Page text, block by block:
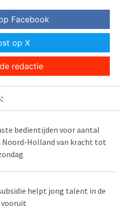
Facebook
op X
redactie
bedientijden voor aantal
Noord-Holland van kracht tot
helpt jong talent in de